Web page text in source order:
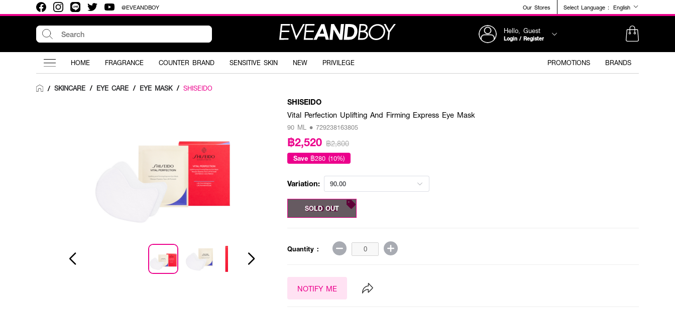
@EVEANDBOY Our Stores Select Language : English
Hello, Guest
Login / Register
HOME FRAGRANCE COUNTER BRAND SENSITIVE SKIN NEW PRIVILEGE PROMOTIONS BRANDS
/ SKINCARE / EYE CARE / EYE MASK / SHISEIDO
SHISEIDO
Vital Perfection Uplifting And Firming Express Eye Mask
90 ML • 729238163805
฿2,520 ฿2,800
Save ฿280 (10%)
Variation: 90.00
90.00 ML
SOLD OUT
Quantity :
NOTIFY ME